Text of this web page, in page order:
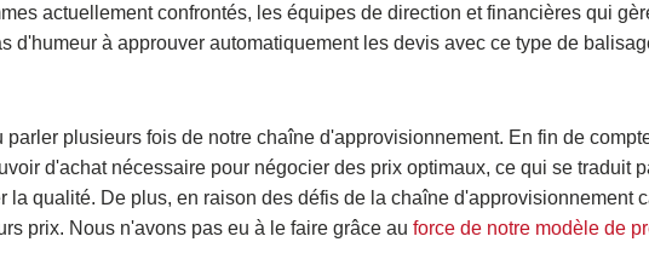
actuellement confrontés, les équipes de direction et financières qui
d'humeur à approuver automatiquement les devis avec ce type de
plusieurs fois de notre chaîne d'approvisionnement. En fin de
d'achat nécessaire pour négocier des prix optimaux, ce qui se traduit
la qualité. De plus, en raison des défis de la chaîne d'approvisionnement
prix. Nous n'avons pas eu à le faire grâce au force de notre modèle de